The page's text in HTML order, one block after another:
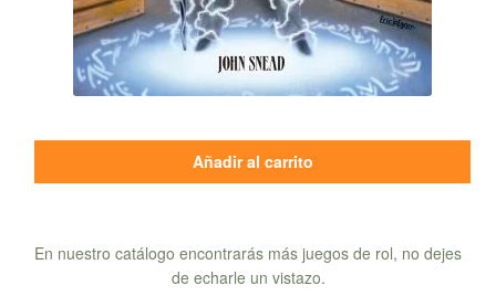
Añadir al carrito
En nuestro catálogo encontrarás más juegos de rol, no dejes
de echarle un vistazo.